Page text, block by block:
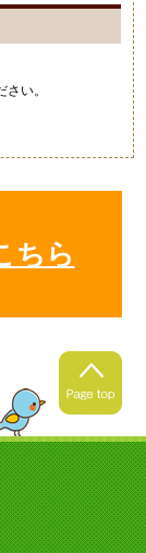
い。
2021年4月24日
ちら